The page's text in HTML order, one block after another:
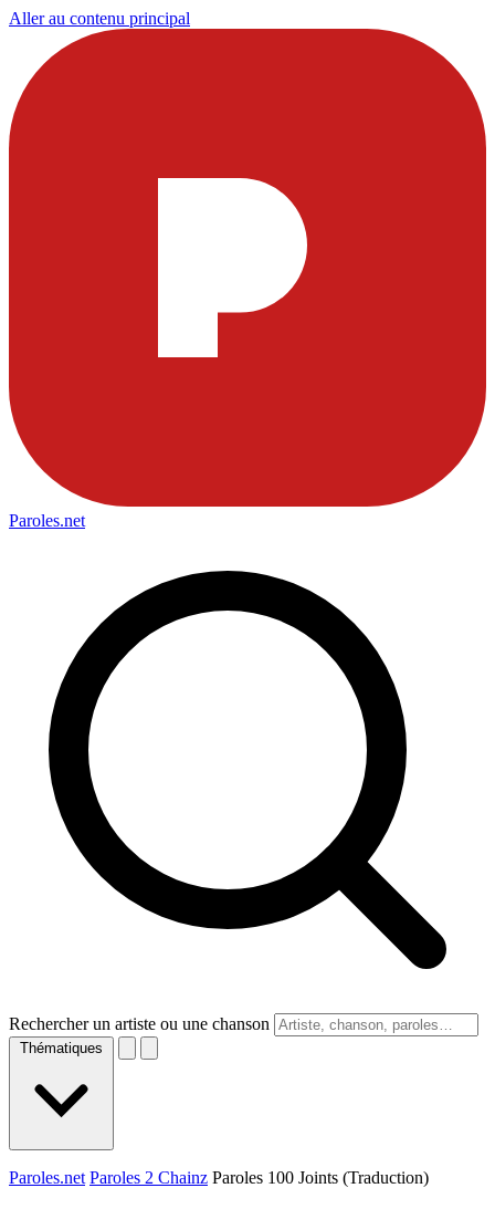
Aller au contenu principal
Paroles.net
Rechercher un artiste ou une chanson
Thématiques
Paroles.net Paroles 2 Chainz Paroles 100 Joints (Traduction)